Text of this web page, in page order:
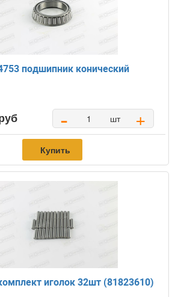
подшипник конический
- шт +
Купить
иголок 32шт (81823610)